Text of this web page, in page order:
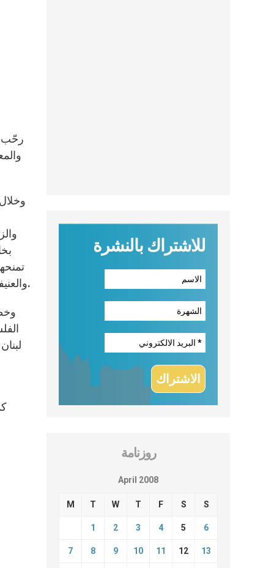
رحّب
والعنيفة التي تُرتكب بحقّ الأبرياء. كما تحدّثا عن الحاجة إلى مُكافحة الإرهاب بالطرق المناسبة ضمن احترام الإنسان وحقوقه.
للاشتراك بالنشرة
روزنامة
April 2008
M T W T F S S
1 2 3 4 5 6
7 8 9 10 11 12 13